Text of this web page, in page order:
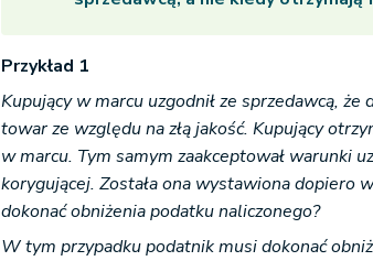
Przykład 1
Kupujący w marcu uzgodnił ze sprzedawcą,
towar ze względu na złą jakość. Kupujący
w marcu. Tym samym zaakceptował warunki
korygującej. Została ona wystawiona dopiero
dokonać obniżenia podatku naliczonego?
W tym przypadku podatnik musi dokonać